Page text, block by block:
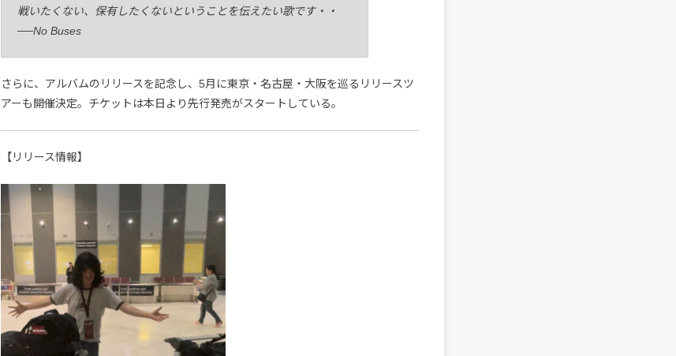
戦いたくない、保有したくないということを伝えたい歌です・・
──No Buses
さらに、アルバムのリリースを記念し、5月に東京・名古屋・大阪を巡るリリースツ
アーも開催決定。チケットは本日より先行発売がスタートしている。
【リリース情報】